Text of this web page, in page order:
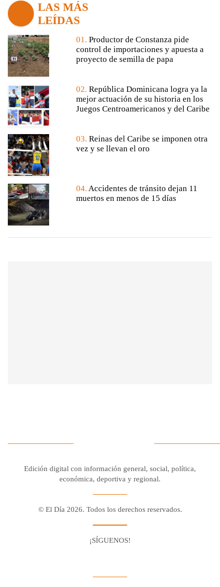
LAS MÁS
LEÍDAS
01. Productor de Constanza pide
control de importaciones y apuesta a
proyecto de semilla de papa
02. República Dominicana logra ya la
mejor actuación de su historia en los
Juegos Centroamericanos y del Caribe
03. Reinas del Caribe se imponen otra
vez y se llevan el oro
04. Accidentes de tránsito dejan 11
muertos en menos de 15 días
Edición digital con información general, social, política,
económica, deportiva y regional.
© El Día 2026. Todos los derechos reservados.
¡SÍGUENOS!